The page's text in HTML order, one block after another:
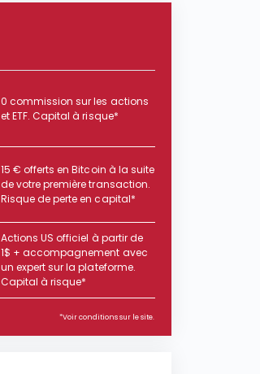
0 commission sur les actions
et ETF. Capital à risque*
15 € offerts en Bitcoin à la suite
de votre première transaction.
Risque de perte en capital*
Actions US officiel à partir de
1$ + accompagnement avec
un expert sur la plateforme.
Capital à risque*
*Voir conditions sur le site.